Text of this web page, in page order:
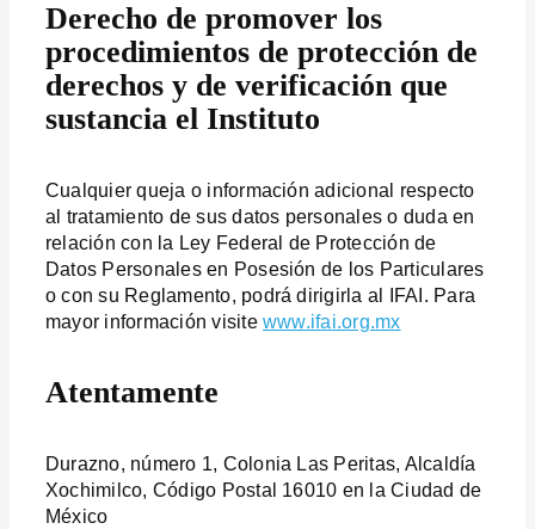
Derecho de promover los
procedimientos de protección de
derechos y de verificación que
sustancia el Instituto
Cualquier queja o información adicional respecto
al tratamiento de sus datos personales o duda en
relación con la Ley Federal de Protección de
Datos Personales en Posesión de los Particulares
o con su Reglamento, podrá dirigirla al IFAI. Para
mayor información visite www.ifai.org.mx
Atentamente
Durazno, número 1, Colonia Las Peritas, Alcaldía
Xochimilco, Código Postal 16010 en la Ciudad de
México